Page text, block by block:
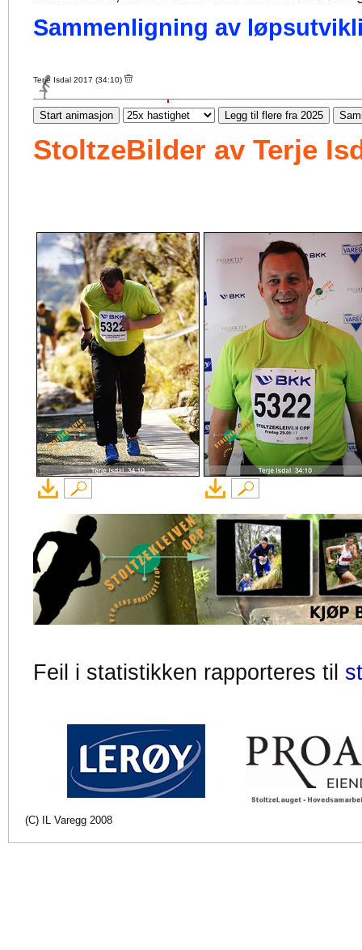
Sammenligning av
Terje Isdal 2017 (34:10)
Start animasjon Legg til flere fra 2025
StoltzeBilder av Terje
Feil i statistikken rapporteres til
(C) IL Varegg 2008